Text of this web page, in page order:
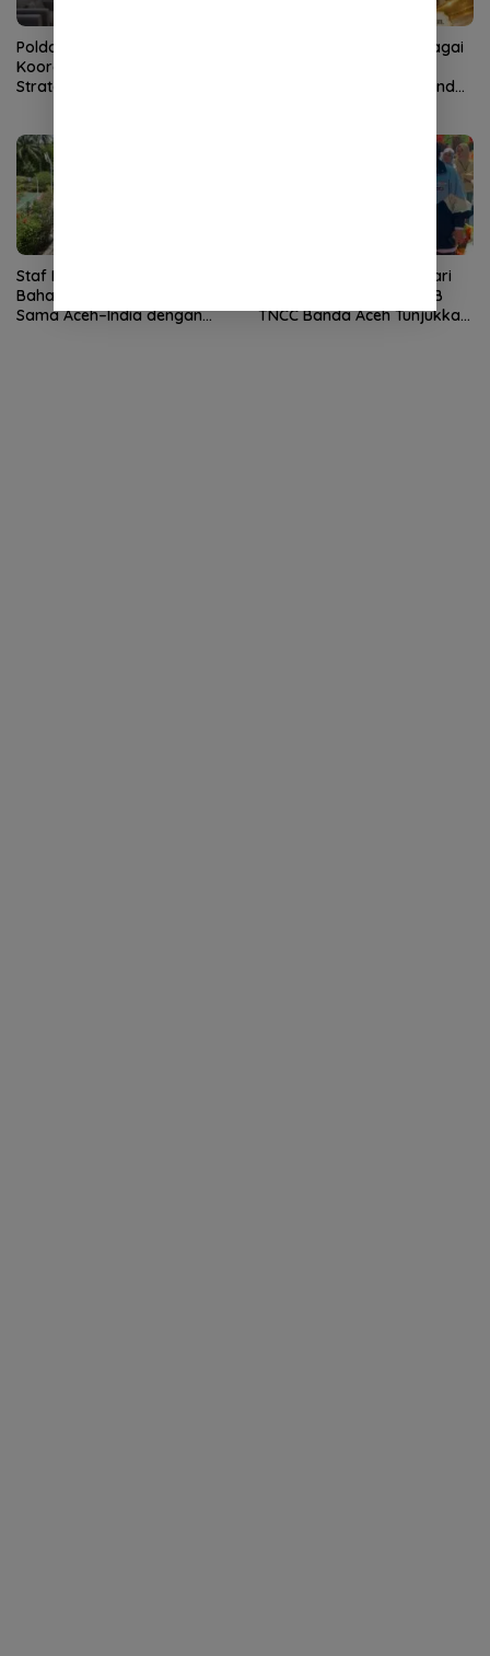
Polda Aceh–PLN Tingkatkan
Koordinasi Amankan Proyek
Strategis
KMA Lantik Dr Sutio sebagai
Banda Aceh, Nursyam Pindah
Staf Khusus Wali Nanggroe
Bahas Penguatan Kerja
Sama Aceh–India dengan
Tampil Percaya Diri di Hari
Anak Nasional, Siswa SLB
TNCC Banda Aceh Tunjukkan